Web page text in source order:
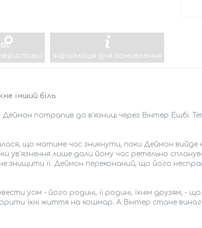
Інформація для замовлення
інший біль
потрапив до в’язниці через Вінтер Ешбі.
що матиме час зникнути, поки Деймон
ув’язнення лише дали йому час ретельно
знищити її. Деймон переконаний, що його
усім - його родині, її родині, їхнім друзям, -
їхні життя на кошмар. А Вінтер стане